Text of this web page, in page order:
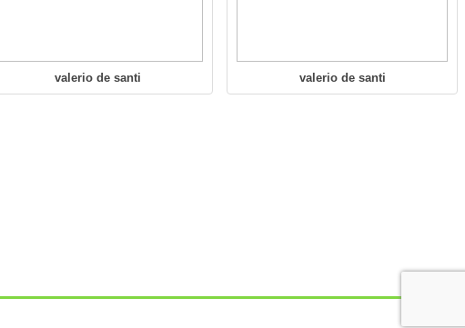
valerio de santi valerio de santi